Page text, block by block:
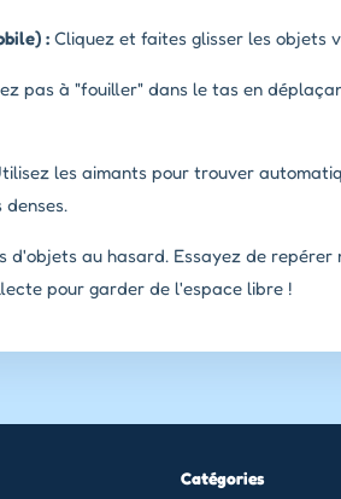
: Cliquez et faites glisser les objets
pas à "fouiller" dans le tas en
les aimants pour trouver
d'objets au hasard. Essayez de
pour garder de l'espace libre !
Catégories